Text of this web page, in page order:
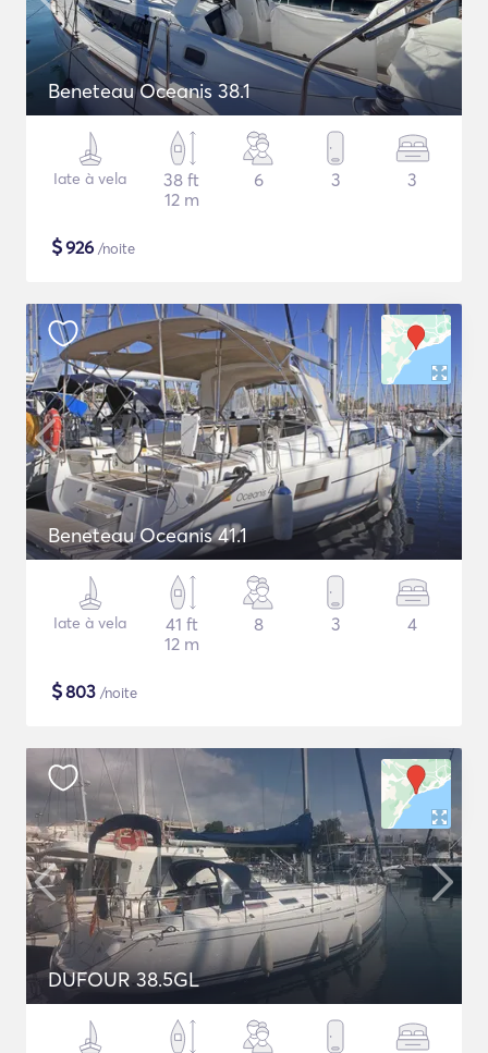
Beneteau Oceanis 38.1
Iate à vela
38 ft
12 m
6 3 3
$926 /noite
Beneteau Oceanis 41.1
Iate à vela
41 ft
12 m
8 3 4
$803 /noite
DUFOUR 38.5GL